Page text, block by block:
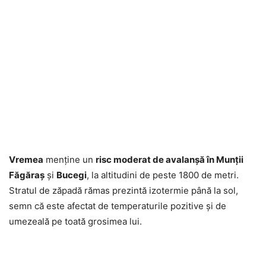
Vremea menține un risc moderat de avalanșă în Munții
Făgăraș și Bucegi, la altitudini de peste 1800 de metri.
Stratul de zăpadă rămas prezintă izotermie până la sol,
semn că este afectat de temperaturile pozitive și de
umezeală pe toată grosimea lui.